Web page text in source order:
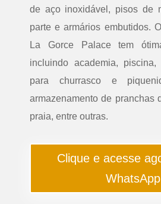
de aço inoxidável, pisos de
parte e armários embutidos.
La Gorce Palace tem
incluindo academia, piscina,
para churrasco e
armazenamento de pranchas
praia, entre outras.
Clique e acesse
WhatsApp